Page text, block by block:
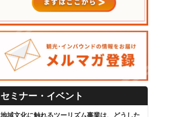
セミナー・イベント
地域文化に触れるツーリズム事業は、どうした